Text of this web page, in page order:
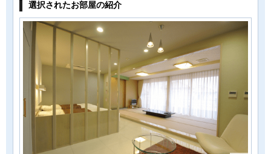
選択されたお部屋の紹介